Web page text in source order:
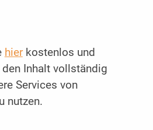
hierkostenlos und
Inhalt vollständig
Services von
nutzen.